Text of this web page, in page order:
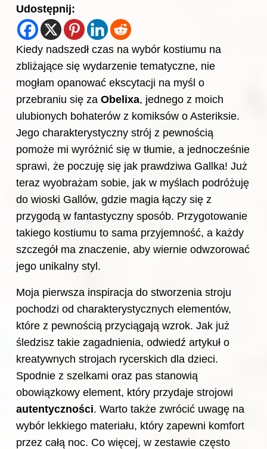
Udostępnij:
Kiedy nadszedł czas na wybór kostiumu na
zbliżające się wydarzenie tematyczne, nie
mogłam opanować ekscytacji na myśl o
przebraniu się za Obelixa, jednego z moich
ulubionych bohaterów z komiksów o Asteriksie.
Jego charakterystyczny strój z pewnością
pomoże mi wyróżnić się w tłumie, a jednocześnie
sprawi, że poczuję się jak prawdziwa Gallka! Już
teraz wyobrażam sobie, jak w myślach podróżuję
do wioski Gallów, gdzie magia łączy się z
przygodą w fantastyczny sposób. Przygotowanie
takiego kostiumu to sama przyjemność, a każdy
szczegół ma znaczenie, aby wiernie odwzorować
jego unikalny styl.
Moja pierwsza inspiracja do stworzenia stroju
pochodzi od charakterystycznych elementów,
które z pewnością przyciągają wzrok. Jak już
śledzisz takie zagadnienia, odwiedź artykuł o
kreatywnych strojach rycerskich dla dzieci.
Spodnie z szelkami oraz pas stanowią
obowiązkowy element, który przydaje strojowi
autentyczności. Warto także zwrócić uwagę na
wybór lekkiego materiału, który zapewni komfort
przez całą noc. Co więcej, w zestawie często